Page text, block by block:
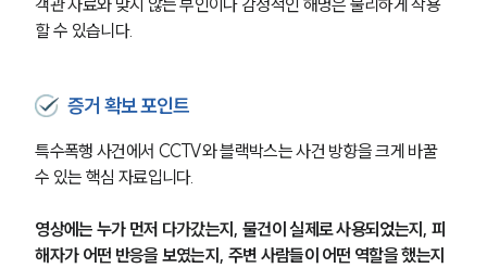
할 수 있습니다.
증거 확보 포인트
특수폭행 사건에서 CCTV와 블랙박스는 사건 방향을 크게 바꿀
수 있는 핵심 자료입니다.
영상에는 누가 먼저 다가갔는지, 물건이 실제로 사용되었는지, 피
해자가 어떤 반응을 보였는지, 주변 사람들이 어떤 역할을 했는지